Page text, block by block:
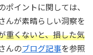
イントに関しては、
んが素晴らしい洞察を
重くないと、損した気
んのブログ記事を参照